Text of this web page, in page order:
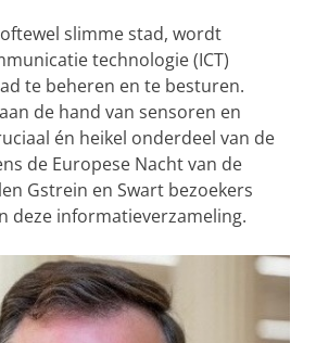
slimme stad, wordt
technologie (ICT)
te beheren en te besturen.
de hand van sensoren en
én heikel onderdeel van de
de Europese Nacht van de
Gstrein en Swart bezoekers
deze informatieverzameling.